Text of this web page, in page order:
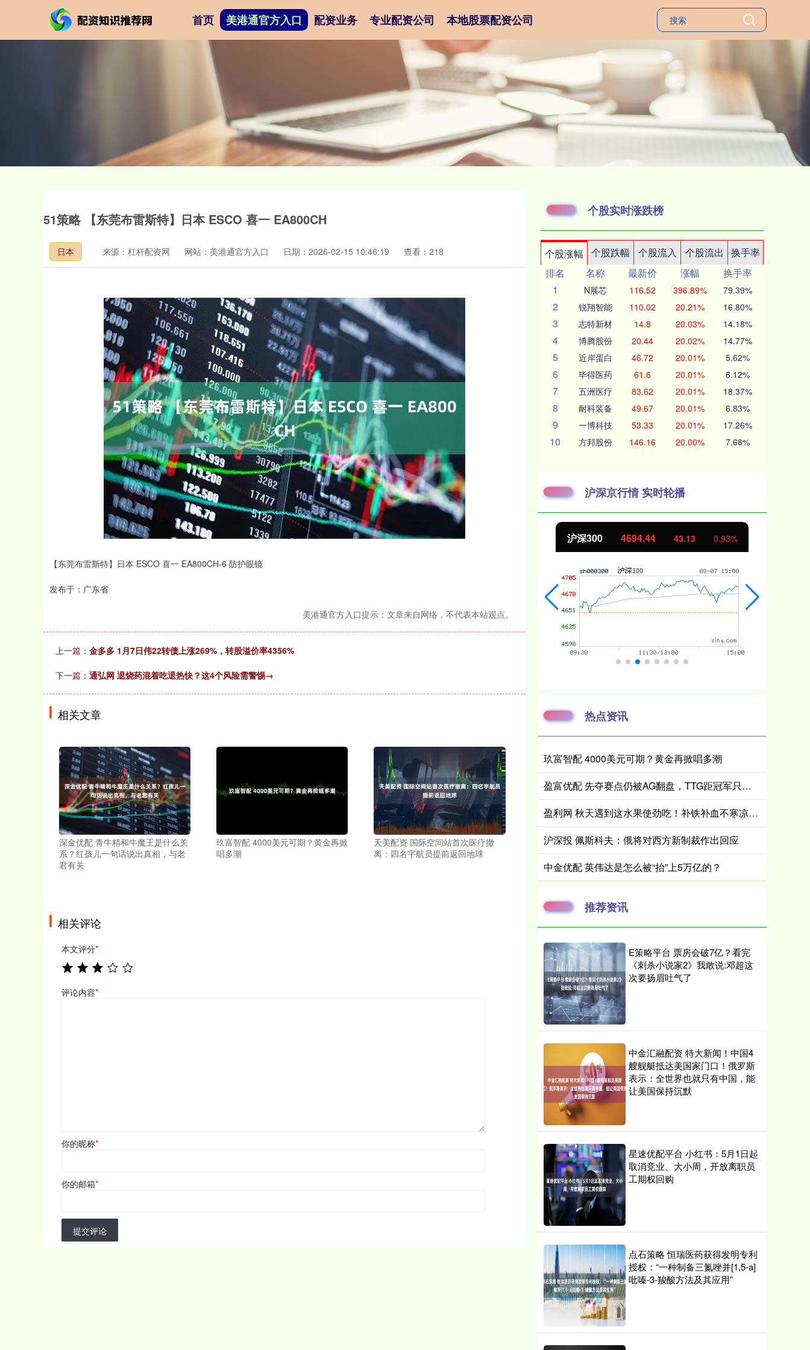
首页 美港通官方入口 配资业务 专业配资公司 本地股票配资公司
51策略 【东莞布雷斯特】日本 ESCO 喜一 EA800CH
日本 来源：杠杆配资网 网站：美港通官方入口 日期：2026-02-15 10:46:19 查看：218
【东莞布雷斯特】日本 ESCO 喜一 EA800CH-6 防护眼镜
发布于：广东省
美港通官方入口提示：文章来自网络，不代表本站观点。
上一篇： 金多多 1月7日伟22转债上涨269%，转股溢价率4356%
下一篇： 通弘网 退烧药混着吃退热快？这4个风险需警惕→
相关文章
深金优配 青牛精和牛魔王是什么关
系？红孩儿一句话说出真相，与老
君有关
玖富智配 4000美元可期？黄金再掀
唱多潮
天美配资 国际空间站首次医疗撤
离：四名宇航员提前返回地球
相关评论
本文评分*
评论内容*
你的昵称*
你的邮箱*
提交评论
个股实时涨跌榜
个股涨幅 个股跌幅 个股流入 个股流出
换手率
排名
名称 最新价 涨幅
换手率
1
N展芯 116.52 396.89% 79.39%
2 锐翔智能 110.02 20.21% 16.80%
3 志特新材 14.8 20.03% 14.18%
4 博腾股份 20.44 20.02% 14.77%
5 近岸蛋白 46.72 20.01% 5.62%
6 毕得医药 61.6 20.01% 6.12%
7 五洲医疗 83.62 20.01% 18.37%
8 耐科装备 49.67 20.01% 6.83%
9 一博科技 53.33 20.01% 17.26%
10 方邦股份 146.16 20.00% 7.68%
沪深京行情 实时轮播
深证成指 14311.01 200.89 1.42% 沪深300 4694.44 北证50 1134.24 11.37
热点资讯
玖富智配 4000美元可期？黄金再掀唱多潮
盈富优配 先夺赛点仍被AG翻盘，TTG距冠军只差一口气？_Ming_决赛_Fly
盈利网 秋天遇到这水果使劲吃！补铁补血不寒凉，又香又甜又便宜，老少都适宜，错过等一年！
沪深投 佩斯科夫：俄将对西方新制裁作出回应
中金优配 英伟达是怎么被“抬”上5万亿的？
推荐资讯
E策略平台 票房会破7亿？看完
《刺杀小说家2》我敢说:邓超这
次要扬眉吐气了
中金汇融配资 特大新闻！中国4
艘舰艇抵达美国家门口！俄罗斯
表示：全世界也就只有中国，能
让美国保持沉默
星速优配平台 小红书：5月1日起
取消竞业、大小周，开放离职员
工期权回购
点石策略 恒瑞医药获得发明专利
授权：“一种制备三氮唑并[1,5-a]
吡嗪-3-羧酸方法及其应用”